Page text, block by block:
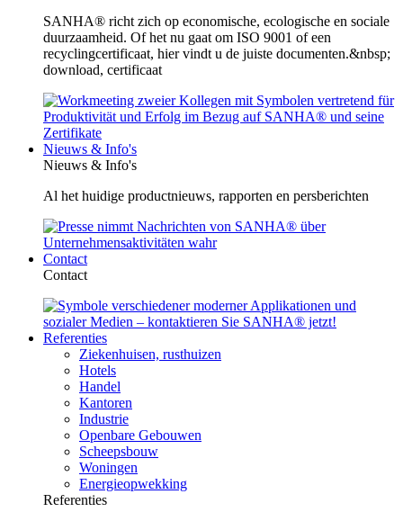
SANHA® richt zich op economische, ecologische en sociale
duurzaamheid. Of het nu gaat om ISO 9001 of een
recyclingcertificaat, hier vindt u de juiste documenten.&nbsp;
download, certificaat
Nieuws & Info's
Nieuws & Info's
Al het huidige productnieuws, rapporten en persberichten
Contact
Contact
Referenties
Ziekenhuisen, rusthuizen
Hotels
Handel
Kantoren
Industrie
Openbare Gebouwen
Scheepsbouw
Woningen
Energieopwekking
Referenties